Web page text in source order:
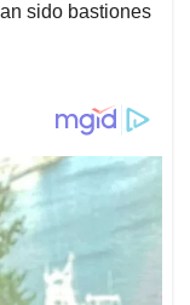
sido bastiones